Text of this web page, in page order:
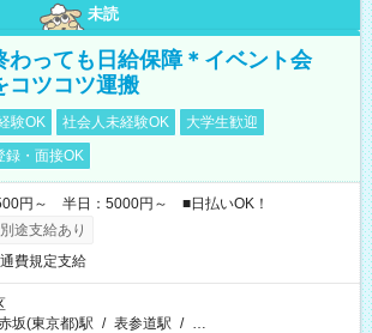
未読
わっても日給保障＊イベント会
コツコツ運搬
験OK 社会人未経験OK
大学生歓迎
録・面接OK
円～ 半日：5000円～ ■日払いOK！
途支給あり
費規定支給
坂(東京都)駅 / 表参道駅 / …